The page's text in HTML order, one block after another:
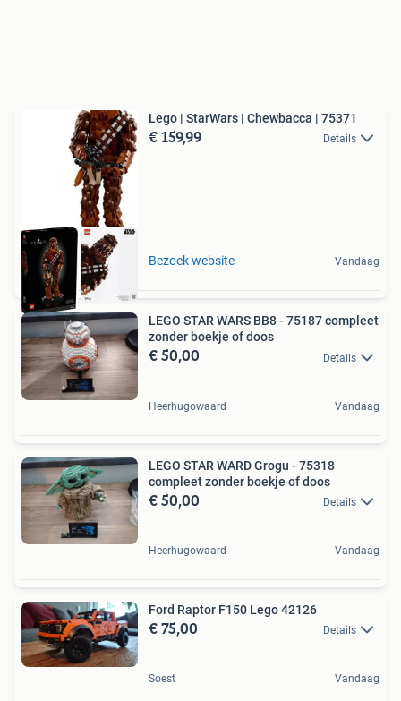
Lego | StarWars | Chewbacca | 75371
€ 159,99 Details
Bezoek website Vandaag
LEGO STAR WARS BB8 - 75187 compleet
zonder boekje of doos
€ 50,00 Details
Heerhugowaard Vandaag
LEGO STAR WARD Grogu - 75318
compleet zonder boekje of doos
€ 50,00 Details
Heerhugowaard Vandaag
Ford Raptor F150 Lego 42126
€ 75,00 Details
Soest Vandaag